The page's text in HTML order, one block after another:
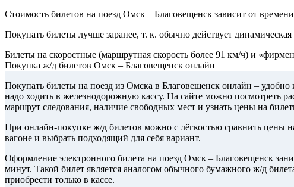
Стоимость билетов на поезд Омск – Благовещенск зависит от
Покупать билеты лучше заранее, т. к. обычно действует
Билеты на скоростные (маршрутная скорость более 91 км/ч) и
Покупка ж/д билетов Омск – Благовещенск онлайн
Покупать билеты на поезд из Омска в Благовещенск онлайн –
надо ходить в железнодорожную кассу. На сайте можно посмотреть
маршрут следования, наличие свободных мест и узнать цены на
При онлайн-покупке ж/д билетов можно с лёгкостью сравнить цены
вагоне и выбрать подходящий для себя вариант.
Оформление электронного билета на поезд Омск – Благовещенск
минут. Такой билет является аналогом обычного бумажного ж/д
приобрести только в кассе.